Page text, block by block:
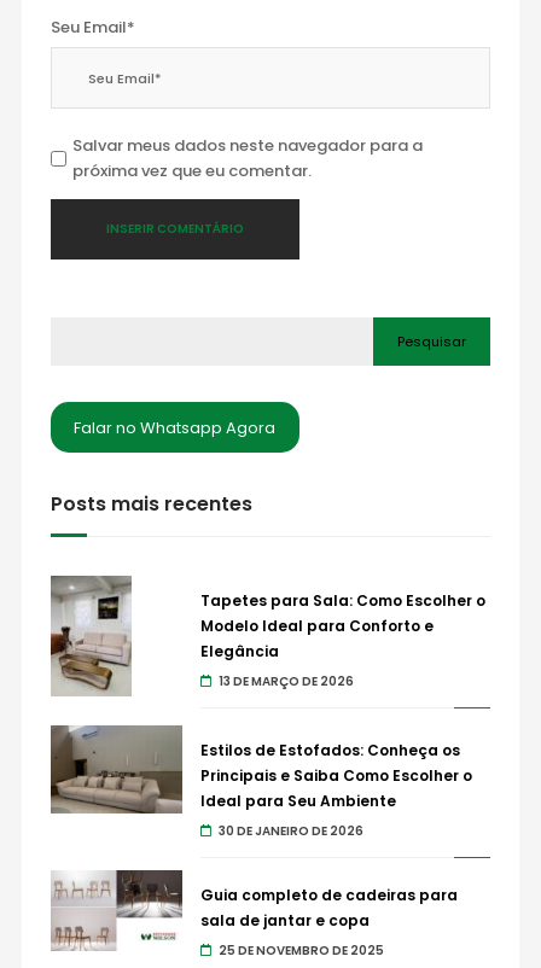
Seu Email*
Salvar meus dados neste navegador para a
próxima vez que eu comentar.
Pesquisar
Falar no Whatsapp Agora
Posts mais recentes
Tapetes para Sala: Como Escolher o
Modelo Ideal para Conforto e
Elegância
13 DE MARÇO DE 2026
Estilos de Estofados: Conheça os
Principais e Saiba Como Escolher o
Ideal para Seu Ambiente
30 DE JANEIRO DE 2026
Guia completo de cadeiras para
sala de jantar e copa
25 DE NOVEMBRO DE 2025